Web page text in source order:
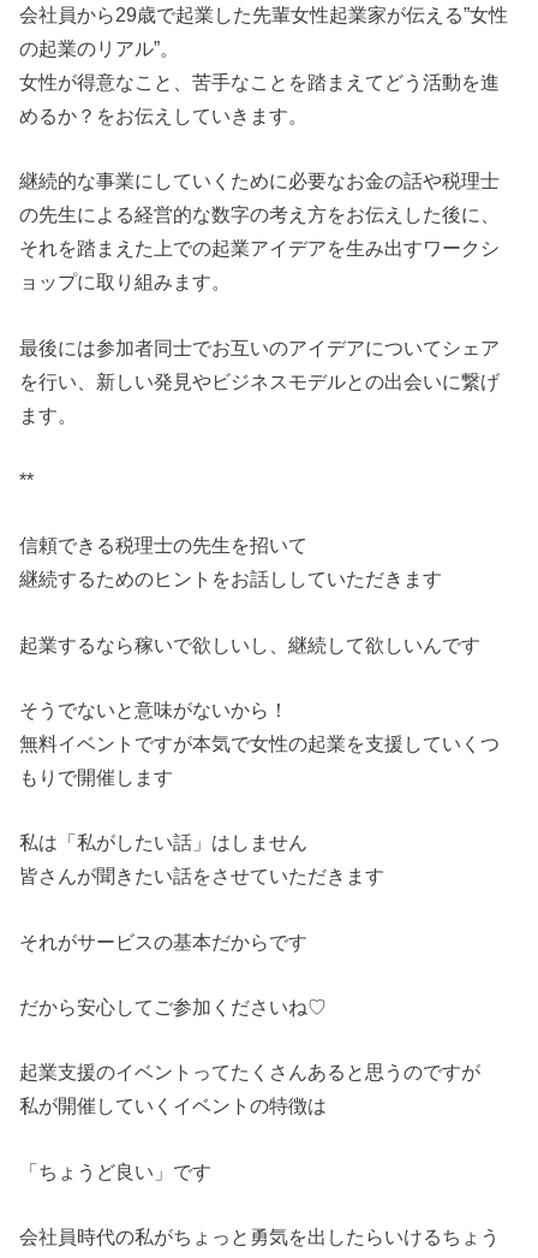
会社員から29歳で起業した先輩女性起業家が伝える”女性
の起業のリアル”。
女性が得意なこと、苦手なことを踏まえてどう活動を進
めるか？をお伝えしていきます。
継続的な事業にしていくために必要なお金の話や税理士
の先生による経営的な数字の考え方をお伝えした後に、
それを踏まえた上での起業アイデアを生み出すワークシ
ョップに取り組みます。
最後には参加者同士でお互いのアイデアについてシェア
を行い、新しい発見やビジネスモデルとの出会いに繋げ
ます。
**
信頼できる税理士の先生を招いて
継続するためのヒントをお話ししていただきます
起業するなら稼いで欲しいし、継続して欲しいんです
そうでないと意味がないから！
無料イベントですが本気で女性の起業を支援していくつ
もりで開催します
私は「私がしたい話」はしません
皆さんが聞きたい話をさせていただきます
それがサービスの基本だからです
だから安心してご参加くださいね♡
起業支援のイベントってたくさんあると思うのですが
私が開催していくイベントの特徴は
「ちょうど良い」です
会社員時代の私がちょっと勇気を出したらいけるちょう